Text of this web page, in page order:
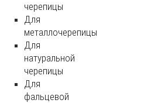
черепицы
Для
металлочерепицы
Для
натуральной
черепицы
Для
фальцевой